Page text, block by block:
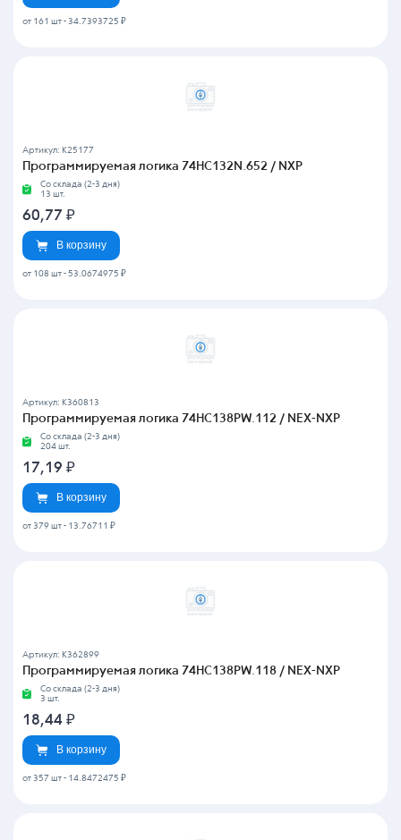
от 161 шт - 34.7393725 ₽
Артикул: K25177
Программируемая логика 74HC132N.652 / NXP
Со склада (2-3 дня)
13 шт.
60,77 ₽
В корзину
от 108 шт - 53.0674975 ₽
Артикул: K360813
Программируемая логика 74HC138PW.112 / NEX-NXP
Со склада (2-3 дня)
204 шт.
17,19 ₽
В корзину
от 379 шт - 13.76711 ₽
Артикул: K362899
Программируемая логика 74HC138PW.118 / NEX-NXP
Со склада (2-3 дня)
3 шт.
18,44 ₽
В корзину
от 357 шт - 14.8472475 ₽